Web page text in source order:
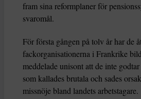
fram sina reformplaner för
svaromål.
För första gången på tolv år har de
fackorganisationerna i Frankrike
meddelade unisont att de inte
som kallades brutala och sades
missnöje bland landets arbetstagare.